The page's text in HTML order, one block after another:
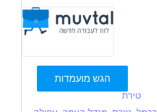
הגש מועמדות
טירת